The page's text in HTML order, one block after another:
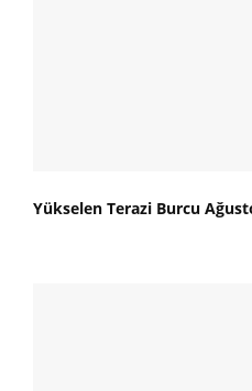
Yükselen Terazi Burcu